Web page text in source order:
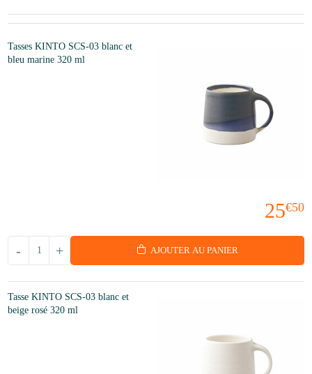
Tasses KINTO SCS-03 blanc et
bleu marine 320 ml
25€50
+
- AJOUTER AU PANIER
Tasse KINTO SCS-03 blanc et
beige rosé 320 ml